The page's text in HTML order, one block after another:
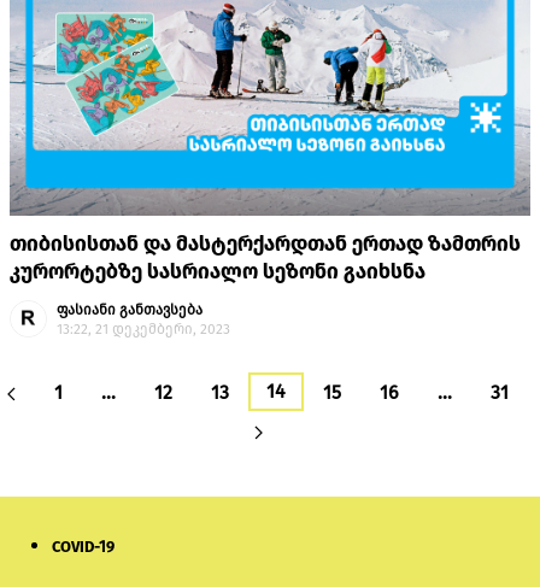
თიბისისთან და მასტერქარდთან ერთად ზამთრის
კურორტებზე სასრიალო სეზონი გაიხსნა
ფასიანი განთავსება
13:22, 21 დეკემბერი, 2023
1 … 12 13 14 15 16 … 31
COVID-19